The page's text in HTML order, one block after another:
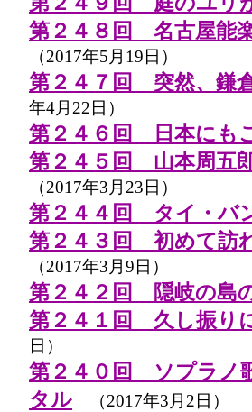
第２４８回 名古屋能
（2017年5月19日）
第２４７回 突然、鎌
年4月22日）
第２４６回 日本にも
第２４５回 山本周五
（2017年3月23日）
第２４４回 タイ・バ
第２４３回 初めて訪
（2017年3月9日）
第２４２回 隠岐の島
第２４１回 久し振り
日）
第２４０回 ソプラノ
タル （2017年3月2日）